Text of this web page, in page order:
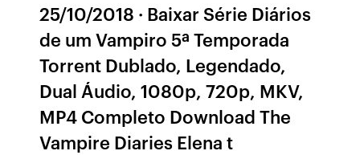
25/10/2018 · Baixar Série Diários
de um Vampiro 5ª Temporada
Torrent Dublado, Legendado,
Dual Áudio, 1080p, 720p, MKV,
MP4 Completo Download The
Vampire Diaries Elena t